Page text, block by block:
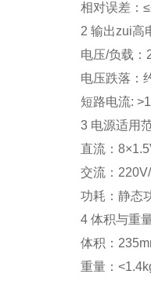
相对误差：
2 输出zui高
电压/负载
电压跌落：
短路电流:
3 电源适用
直流：
交流：
功耗：静态
4 体积与重
体积：
重量：